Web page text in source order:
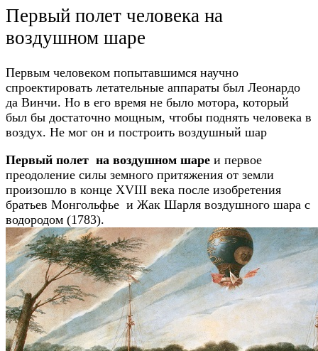
Первый полет человека на
воздушном шаре
Первым человеком попытавшимся научно
спроектировать летательные аппараты был Леонардо
да Винчи. Но в его время не было мотора, который
был бы достаточно мощным, чтобы поднять человека в
воздух. Не мог он и построить воздушный шар
Первый полет на воздушном шаре и первое
преодоление силы земного притяжения от земли
произошло в конце XVIII века после изобретения
братьев Монгольфье и Жак Шарля воздушного шара с
водородом (1783).